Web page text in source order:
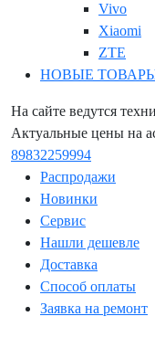
Vivo
Xiaomi
ZTE
НОВЫЕ
На сайте ведутся
Актуальные цены на
89832259994
Распродажи
Новинки
Сервис
Нашли дешевле
Доставка
Способ оплаты
Заявка на ремонт